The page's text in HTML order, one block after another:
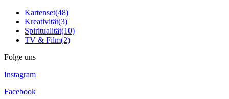
Kartenset(48)
Kreativität(3)
Spiritualität(10)
TV & Film(2)
Folge uns
Instagram
Facebook